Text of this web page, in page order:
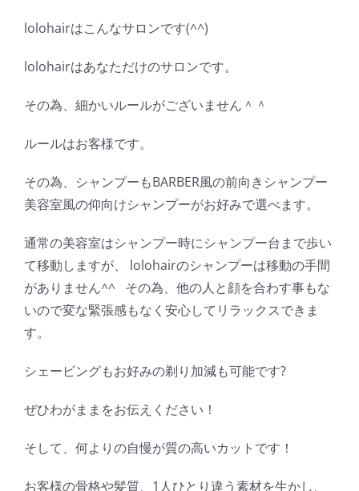
lolohairはこんなサロンです(^^)
lolohairはあなただけのサロンです。
その為、細かいルールがございません＾＾
ルールはお客様です。
その為、シャンプーもBARBER風の前向きシャンプー
美容室風の仰向けシャンプーがお好みで選べます。
通常の美容室はシャンプー時にシャンプー台まで歩い
て移動しますが、 lolohairのシャンプーは移動の手間
がありません^^ その為、他の人と顔を合わす事もな
いので変な緊張感もなく安心してリラックスできま
す。
シェービングもお好みの剃り加減も可能です?
ぜひわがままをお伝えください！
そして、何よりの自慢が質の高いカットです！
お客様の骨格や髪質、1人ひとり違う素材を生かし、